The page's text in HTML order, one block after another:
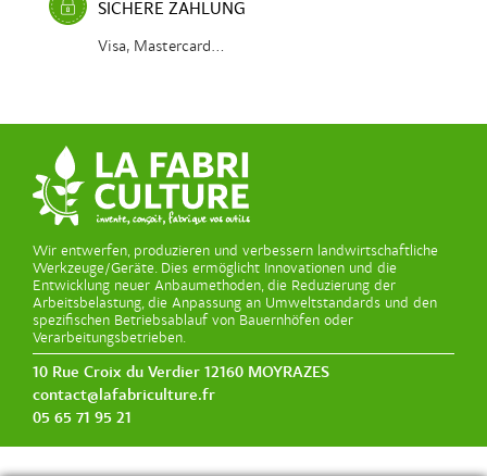
SICHERE ZAHLUNG
Visa, Mastercard...
Wir entwerfen, produzieren und verbessern landwirtschaftliche
Werkzeuge/Geräte. Dies ermöglicht Innovationen und die
Entwicklung neuer Anbaumethoden, die Reduzierung der
Arbeitsbelastung, die Anpassung an Umweltstandards und den
spezifischen Betriebsablauf von Bauernhöfen oder
Verarbeitungsbetrieben.
10 Rue Croix du Verdier 12160 MOYRAZES
contact@lafabriculture.fr
05 65 71 95 21